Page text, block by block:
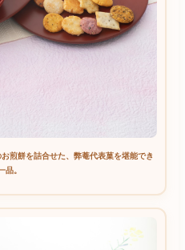
煎餅を詰合せた、弊菴代表菓を堪能でき
品。